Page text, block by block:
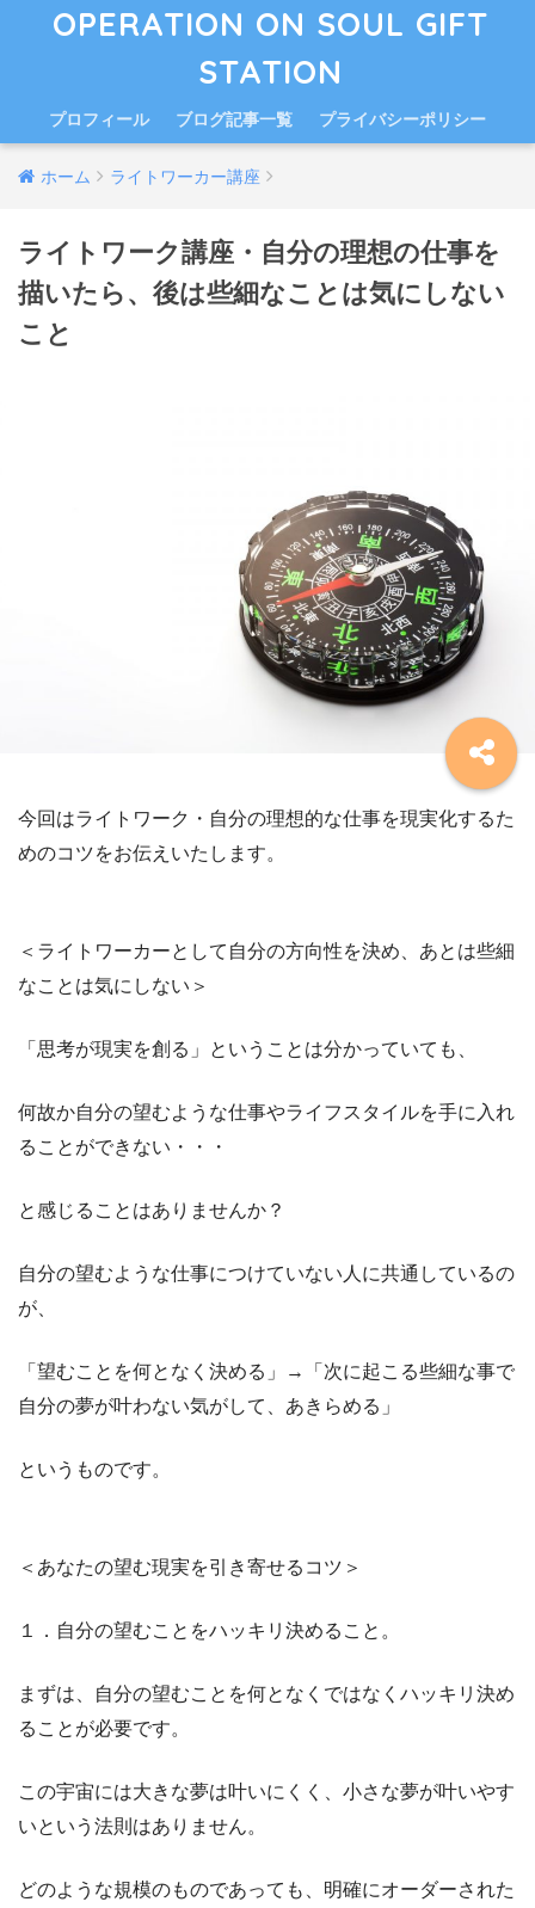
OPERATION ON SOUL GIFT
STATION
プロフィール ブログ記事一覧 プライバシーポリシー
ホーム ライトワーカー講座
ライトワーク講座・自分の理想の仕事を
描いたら、後は些細なことは気にしない
こと
今回はライトワーク・自分の理想的な仕事を現実化するた
めのコツをお伝えいたします。
＜ライトワーカーとして自分の方向性を決め、あとは些細
なことは気にしない＞
「思考が現実を創る」ということは分かっていても、
何故か自分の望むような仕事やライフスタイルを手に入れ
ることができない・・・
と感じることはありませんか？
自分の望むような仕事につけていない人に共通しているの
が、
「望むことを何となく決める」→「次に起こる些細な事で
自分の夢が叶わない気がして、あきらめる」
というものです。
＜あなたの望む現実を引き寄せるコツ＞
１．自分の望むことをハッキリ決めること。
まずは、自分の望むことを何となくではなくハッキリ決め
ることが必要です。
この宇宙には大きな夢は叶いにくく、小さな夢が叶いやす
いという法則はありません。
どのような規模のものであっても、明確にオーダーされた